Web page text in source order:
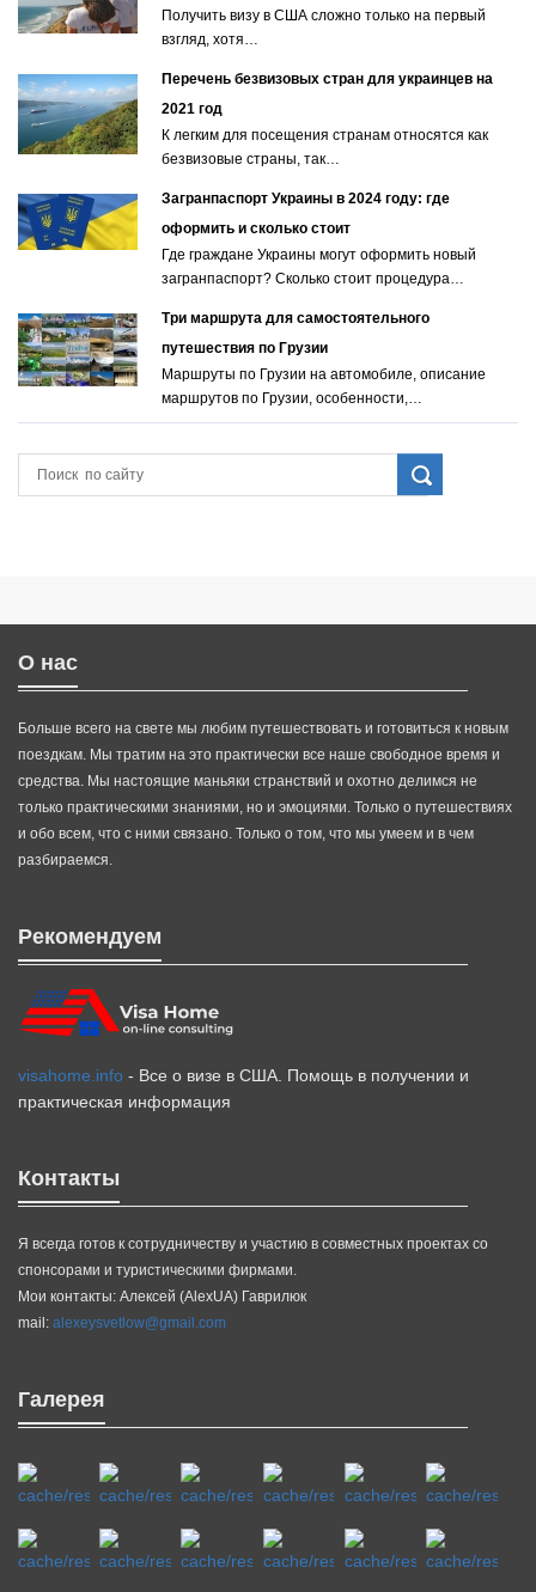
Получить визу в США сложно только на первый
взгляд, хотя…
Перечень безвизовых стран для украинцев на
2021 год
К легким для посещения странам относятся как
безвизовые страны, так…
Загранпаспорт Украины в 2024 году: где
оформить и сколько стоит
Где граждане Украины могут оформить новый
загранпаспорт? Сколько стоит процедура…
Три маршрута для самостоятельного
путешествия по Грузии
Маршруты по Грузии на автомобиле, описание
маршрутов по Грузии, особенности,…
О нас
Больше всего на свете мы любим путешествовать и готовиться к новым
поездкам. Мы тратим на это практически все наше свободное время и
средства. Мы настоящие маньяки странствий и охотно делимся не
только практическими знаниями, но и эмоциями. Только о путешествиях
и обо всем, что с ними связано. Только о том, что мы умеем и в чем
разбираемся.
Рекомендуем
visahome.info - Все о визе в США. Помощь в получении и
практическая информация
Контакты
Я всегда готов к сотрудничеству и участию в совместных проектах со
спонсорами и туристическими фирмами.
Мои контакты: Алексей (AlexUA) Гаврилюк
mail: alexeysvetlow@gmail.com
Галерея